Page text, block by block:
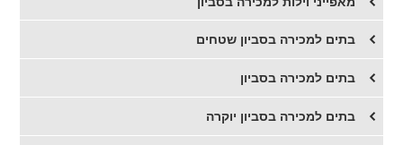
בתים למכירה בסביון שטחים
בתים למכירה בסביון
​בתים למכירה בסביון יוקרה